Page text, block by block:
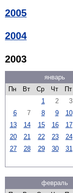
2005
2004
2003
январь
Пн
Вт Ср Чт Пт
1
2 3
6
7 8 9 10
13
14 15 16 17
20
21 22 23 24
27
28 29 30 31
февраль